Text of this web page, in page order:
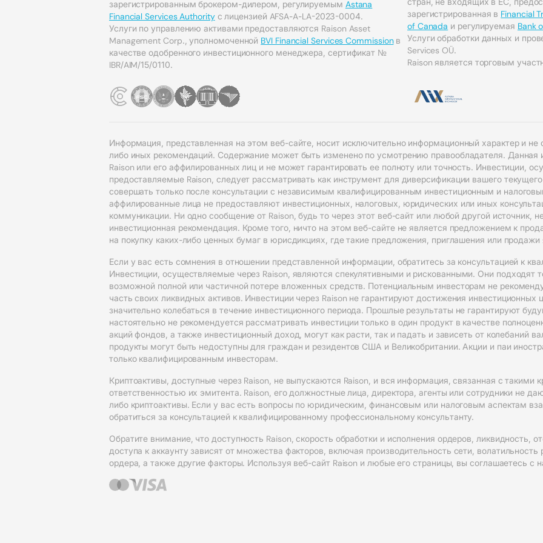
зарегистрированным брокером-дилером, регулируемым Astana
Financial Services Authorityс лицензией AFSA-A-LA-2023-0004.
Услуги по управлению активами предоставляются Raison Asset
Management Corp., уполномоченной BVI Financial Services Commissionв
качестве одобренного инвестиционного менеджера, сертификат №
IBR/AIM/15/0110.
зарегистрированная в Financial
of Canada и регулируемая Bank
Услуги обработки данных и
Services OÜ.
Raison является торговым
Информация, представленная на этом веб-сайте, носит исключительно информационный характер и
либо иных рекомендаций. Содержание может быть изменено по усмотрению правообладателя. Данная
Raison или его аффилированных лиц и не может гарантировать ее полноту или точность. Инвестиции,
предоставляемые Raison, следует рассматривать как инструмент для диверсификации вашего
совершать только после консультации с независимым квалифицированным инвестиционным и
аффилированные лица не предоставляют инвестиционных, налоговых, юридических или иных
коммуникации. Ни одно сообщение от Raison, будь то через этот веб-сайт или любой другой источник,
инвестиционная рекомендация. Кроме того, ничто на этом веб-сайте не является предложением к
на покупку каких-либо ценных бумаг в юрисдикциях, где такие предложения, приглашения или
Если у вас есть сомнения в отношении представленной информации, обратитесь за консультацией к
Инвестиции, осуществляемые через Raison, являются спекулятивными и рискованными. Они подходят
возможной полной или частичной потере вложенных средств. Потенциальным инвесторам не
часть своих ликвидных активов. Инвестиции через Raison не гарантируют достижения инвестиционных
значительно колебаться в течение инвестиционного периода. Прошлые результаты не гарантируют
настоятельно не рекомендуется рассматривать инвестиции только в один продукт в качестве
акций фондов, а также инвестиционный доход, могут как расти, так и падать и зависеть от колебаний
продукты могут быть недоступны для граждан и резидентов США и Великобритании. Акции и паи
только квалифицированным инвесторам.
Криптоактивы, доступные через Raison, не выпускаются Raison, и вся информация, связанная с такими
ответственностью их эмитента. Raison, его должностные лица, директора, агенты или сотрудники не
либо криптоактивы. Если у вас есть вопросы по юридическим, финансовым или налоговым аспектам
обратиться за консультацией к квалифицированному профессиональному консультанту.
Обратите внимание, что доступность Raison, скорость обработки и исполнения ордеров, ликвидность,
доступа к аккаунту зависят от множества факторов, включая производительность сети,
ордера, а также другие факторы. Используя веб-сайт Raison и любые его страницы, вы соглашаетесь с